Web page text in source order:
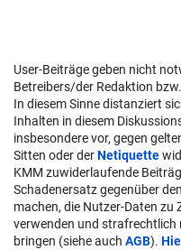
User-Beiträge geben nicht
Betreibers/der Redaktion
In diesem Sinne distanziert
Inhalten in diesem
insbesondere vor, gegen
Sitten oder derNetiquette
KMM zuwiderlaufende
Schadenersatz gegenüber
machen, die Nutzer-Daten zu
verwenden und strafrechtlich
bringen (siehe auch AGB).